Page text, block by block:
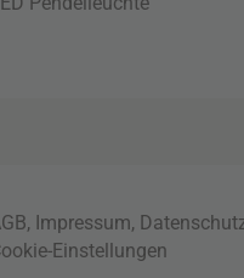
, Impressum,
Einstellungen